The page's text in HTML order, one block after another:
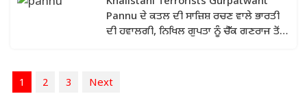
Pannu ਦੇ ਕਤਲ ਦੀ ਸਾਜ਼ਿਸ਼ ਰਚਣ ਵਾਲੇ ਭਾਰਤੀ
ਦੀ ਹਵਾਲਗੀ, ਨਿਖਿਲ ਗੁਪਤਾ ਨੂੰ ਚੈੱਕ ਗਣਰਾਜ ਤੋਂ
1 2 3 Next